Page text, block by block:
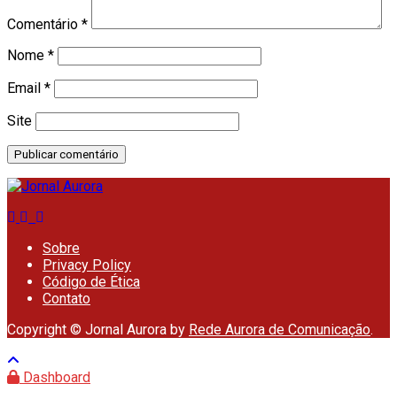
Comentário *
Nome *
Email *
Site
Sobre
Privacy Policy
Código de Ética
Contato
Copyright © Jornal Aurora by Rede Aurora de Comunicação.
Dashboard